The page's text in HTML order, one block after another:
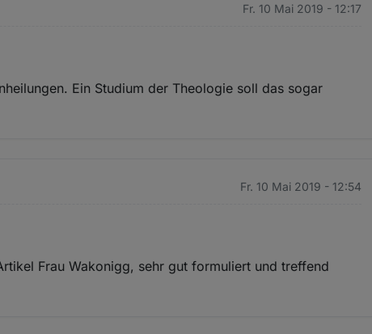
Fr. 10 Mai 2019 - 12:17
Ein Studium der Theologie soll das sogar
Fr. 10 Mai 2019 - 12:54
Frau Wakonigg, sehr gut formuliert und treffend